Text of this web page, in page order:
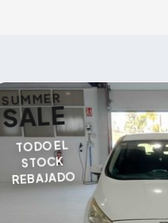
SUMMER
SALE
TODO EL
STOCK
REBAJADO